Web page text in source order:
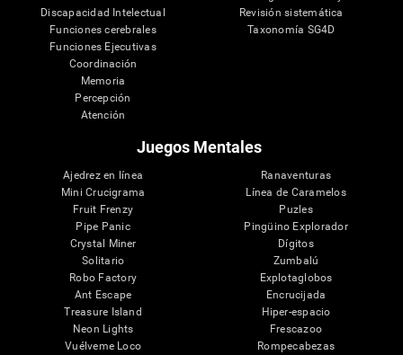
Discapacidad Intelectual
Funciones cerebrales
Funciones Ejecutivas
Coordinación
Memoria
Percepción
Atención
Revisión sistemática
Taxonomía SG4D
Juegos Mentales
Ajedrez en línea
Mini Crucigrama
Fruit Frenzy
Pipe Panic
Crystal Miner
Solitario
Robo Factory
Ant Escape
Treasure Island
Neon Lights
Vuélveme Loco
Ranaventuras
Línea de Caramelos
Puzles
Pingüino Explorador
Dígitos
Zumbalú
Explotaglobos
Encrucijada
Hiper-espacio
Frescazoo
Rompecabezas